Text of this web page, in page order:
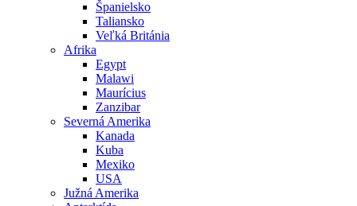
Španielsko
Taliansko
Veľká Británia
Afrika
Egypt
Malawi
Maurícius
Zanzibar
Severná Amerika
Kanada
Kuba
Mexiko
USA
Južná Amerika